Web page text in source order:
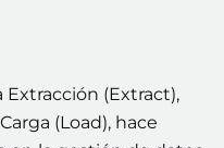
Extracción (Extract),
(Load), hace